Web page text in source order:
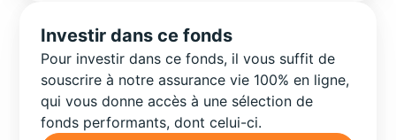
Investir dans ce fonds
Pour investir dans ce fonds, il vous suffit de
souscrire à notre assurance vie 100% en ligne,
qui vous donne accès à une sélection de
fonds performants, dont celui-ci.